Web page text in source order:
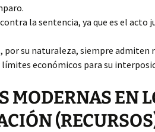
la sentencia, ya que es el acto
por su naturaleza, siempre admiten
económicos para su
MODERNAS EN